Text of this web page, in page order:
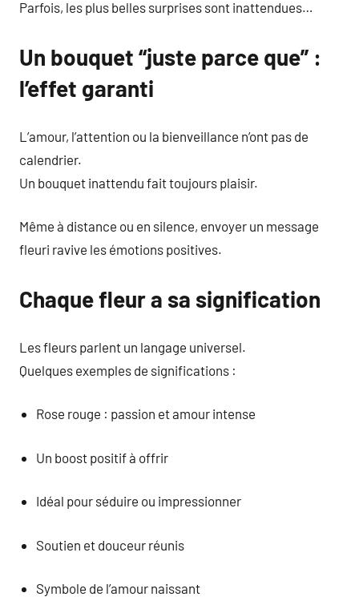
Parfois, les plus belles surprises sont inattendues…
Un bouquet “juste parce que” :
l’effet garanti
L’amour, l’attention ou la bienveillance n’ont pas de
calendrier.
Un bouquet inattendu fait toujours plaisir.
Même à distance ou en silence, envoyer un message
fleuri ravive les émotions positives.
Chaque fleur a sa signification
Les fleurs parlent un langage universel.
Quelques exemples de significations :
Rose rouge : passion et amour intense
Un boost positif à offrir
Idéal pour séduire ou impressionner
Soutien et douceur réunis
Symbole de l’amour naissant